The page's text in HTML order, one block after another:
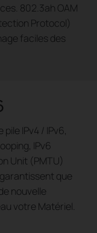
802.3ah OAM
Protocol)
faciles des
IPv4 / IPv6,
IPv6
Unit (PMTU)
que
nouvelle
votre Matériel.